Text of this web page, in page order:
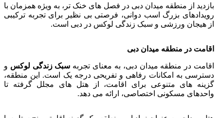
بازدید از منطقه میدان دبی در فصل های خنک تر، به ویژه همزمان با
رویدادهای بزرگ اسب دوانی، فرصتی بی نظیر برای تجربه ترکیبی
از هیجان ورزشی و سبک زندگی لوکس در دبی است.
اقامت در منطقه میدان دبی
اقامت در منطقه میدان دبی، به معنای تجربه سبک زندگی لوکس و
دسترسی به امکانات رفاهی و تفریحی درجه یک است. این منطقه،
گزینه های متنوعی برای اقامت، از هتل های مجلل گرفته تا
واحدهای مسکونی اختصاصی، ارائه می دهد.